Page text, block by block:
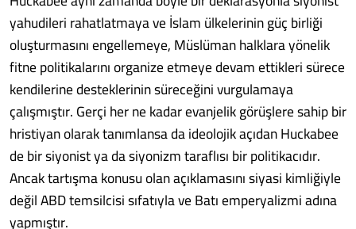
yahudileri rahatlatmaya ve İslam ülkelerinin güç birliği
oluşturmasını engellemeye, Müslüman halklara yönelik
fitne politikalarını organize etmeye devam ettikleri sürece
kendilerine desteklerinin süreceğini vurgulamaya
çalışmıştır. Gerçi her ne kadar evanjelik görüşlere sahip bir
hristiyan olarak tanımlansa da ideolojik açıdan Huckabee
de bir siyonist ya da siyonizm taraflısı bir politikacıdır.
Ancak tartışma konusu olan açıklamasını siyasi kimliğiyle
değil ABD temsilcisi sıfatıyla ve Batı emperyalizmi adına
yapmıştır.